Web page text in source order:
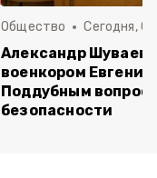
Общество Сегодня,
Александр Шуваев
военкором
Поддубным
безопасности